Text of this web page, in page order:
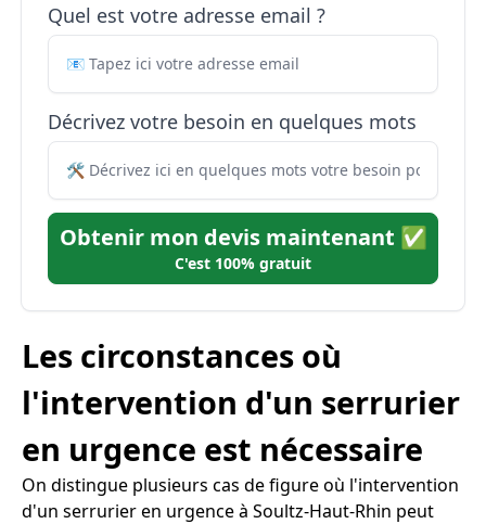
Quel est votre adresse email ?
Décrivez votre besoin en quelques mots
Obtenir mon devis maintenant ✅
C'est 100% gratuit
Les circonstances où
l'intervention d'un serrurier
en urgence est nécessaire
On distingue plusieurs cas de figure où l'intervention
d'un serrurier en urgence à Soultz-Haut-Rhin peut